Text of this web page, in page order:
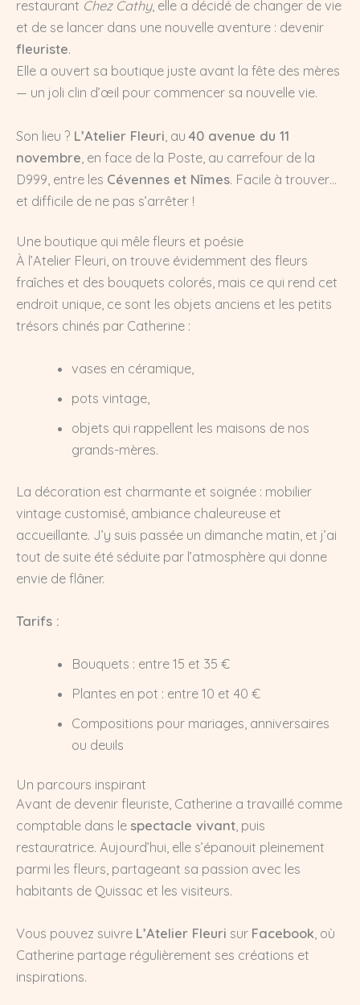
restaurant Chez Cathy, elle a décidé de changer de vie
et de se lancer dans une nouvelle aventure : devenir
fleuriste.
Elle a ouvert sa boutique juste avant la fête des mères
— un joli clin d’œil pour commencer sa nouvelle vie.
Son lieu ? L’Atelier Fleuri , au 40 avenue du 11
novembre , en face de la Poste, au carrefour de la
D999, entre les Cévennes et Nîmes. Facile à trouver…
et difficile de ne pas s’arrêter !
Une boutique qui mêle fleurs et poésie
À l’Atelier Fleuri, on trouve évidemment des fleurs
fraîches et des bouquets colorés, mais ce qui rend cet
endroit unique, ce sont les objets anciens et les petits
trésors chinés par Catherine :
vases en céramique,
pots vintage,
objets qui rappellent les maisons de nos
grands-mères.
La décoration est charmante et soignée : mobilier
vintage customisé, ambiance chaleureuse et
accueillante. J’y suis passée un dimanche matin, et j’ai
tout de suite été séduite par l’atmosphère qui donne
envie de flâner.
Tarifs :
Bouquets : entre 15 et 35 €
Plantes en pot : entre 10 et 40 €
Compositions pour mariages, anniversaires
ou deuils
Un parcours inspirant
Avant de devenir fleuriste, Catherine a travaillé comme
comptable dans le spectacle vivant , puis
restauratrice. Aujourd’hui, elle s’épanouit pleinement
parmi les fleurs, partageant sa passion avec les
habitants de Quissac et les visiteurs.
Vous pouvez suivre L’Atelier Fleuri sur Facebook, où
Catherine partage régulièrement ses créations et
inspirations.